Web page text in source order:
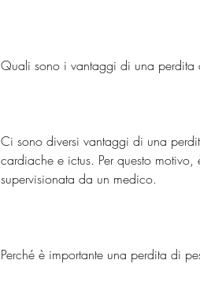
Quali sono i vantaggi di una perdita
Ci sono diversi vantaggi di una
cardiache e ictus. Per questo
supervisionata da un medico.
Perché è importante una perdita di